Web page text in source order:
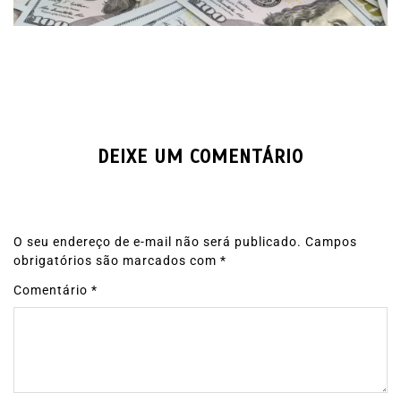
DEIXE UM COMENTÁRIO
O seu endereço de e-mail não será publicado. Campos
obrigatórios são marcados com *
Comentário *